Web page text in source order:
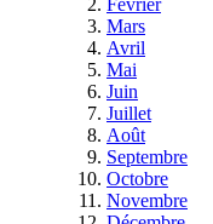
Mars
Avril
Mai
Juin
Juillet
Août
Septembre
Octobre
Novembre